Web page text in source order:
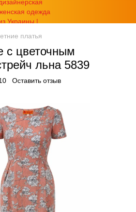
платья
с цветочным
льна 5839
Оставить отзыв